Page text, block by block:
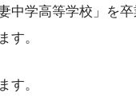
中学高等学校」を
す。
す。